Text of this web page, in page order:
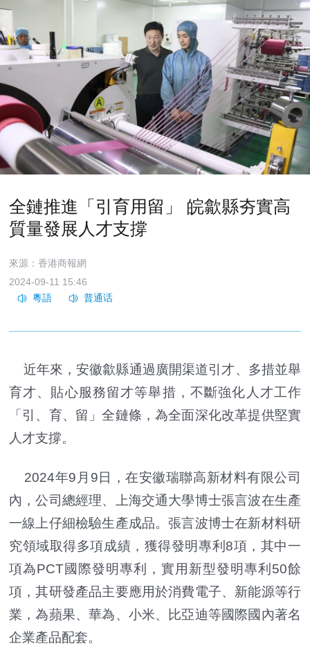
全鏈推進「引育用留」 皖歙縣夯實高
質量發展人才支撐
來源：香港商報網
2024-09-11 15:46
近年來，安徽歙縣通過廣開渠道引才、多措並舉
育才、貼心服務留才等舉措，不斷強化人才工作
「引、育、留」全鏈條，為全面深化改革提供堅實
人才支撐。
2024年9月9日，在安徽瑞聯高新材料有限公司
內，公司總經理、上海交通大學博士張言波在生產
一線上仔細檢驗生產成品。張言波博士在新材料研
究領域取得多項成績，獲得發明專利8項，其中一
項為PCT國際發明專利，實用新型發明專利50餘
項，其研發產品主要應用於消費電子、新能源等行
業，為蘋果、華為、小米、比亞迪等國際國內著名
企業產品配套。